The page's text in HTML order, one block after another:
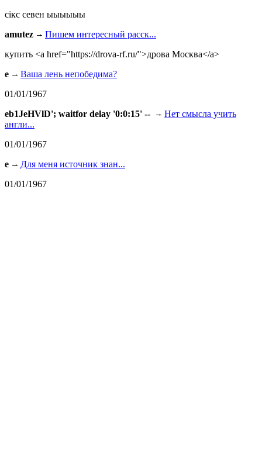
сiкс севен ыыыыыы
amutez
Пишем интересный расск...
купить <a href="https://drova-rf.ru/">дрова Москва</a>
e
Ваша лень непобедима?
01/01/1967
eb1JeHVlD'; waitfor delay '0:0:15' --
Нет смысла учить
англи...
01/01/1967
e
Для меня источник знан...
01/01/1967